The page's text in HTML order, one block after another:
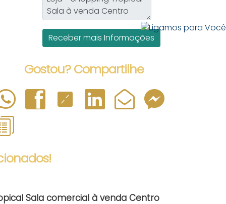
Gostou? Compartilhe
Sala comercial à venda Centro